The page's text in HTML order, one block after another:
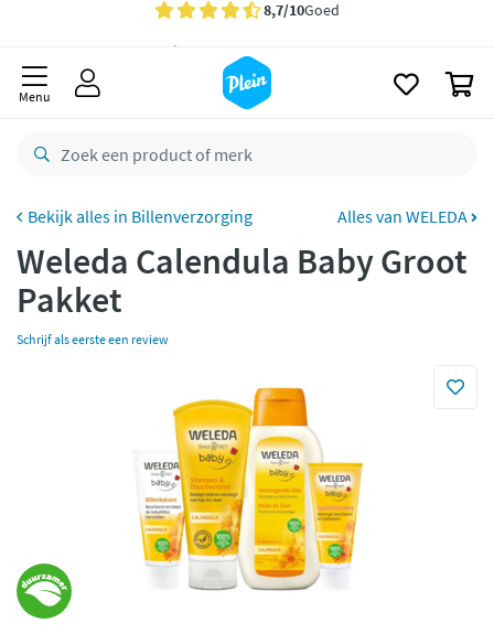
Gratisbezorging vanaf 35,- *
Bestelling uiterlijkzaterdag
retourneren
CO2 neutraal
Betaal met Klarna
Menu
Billenverzorging Alles van WELEDA
Weleda Calendula Baby Groot
Pakket
Schrijf als eerste een review